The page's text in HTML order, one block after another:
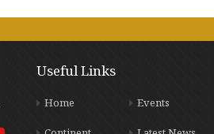
Useful Links
Home Events